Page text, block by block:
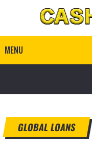
MENU
GLOBAL LOANS